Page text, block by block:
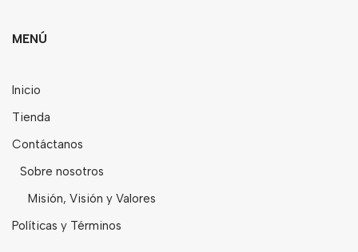
MENÚ
Inicio
Tienda
Contáctanos
Sobre nosotros
Misión, Visión y Valores
Políticas y Términos